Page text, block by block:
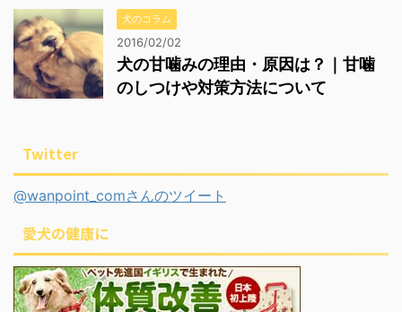
犬のコラム
2016/02/02
犬の甘噛みの理由・原因は？｜甘噛
のしつけや対策方法について
Twitter
@wanpoint_comさんのツイート
愛犬の健康に